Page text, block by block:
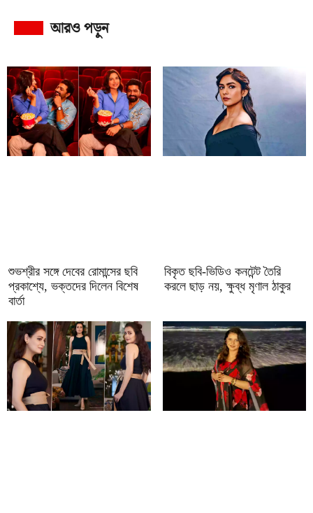
আরও পড়ুন
শুভশ্রীর সঙ্গে দেবের রোমান্সের ছবি
প্রকাশ্যে, ভক্তদের দিলেন বিশেষ
বার্তা
বিকৃত ছবি-ভিডিও কনটেন্ট তৈরি
করলে ছাড় নয়, ক্ষুব্ধ মৃণাল ঠাকুর